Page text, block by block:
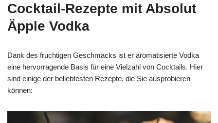
Cocktail-Rezepte mit Absolut
Äpple Vodka
Dank des fruchtigen Geschmacks ist er aromatisierte Vodka
eine hervorragende Basis für eine Vielzahl von Cocktails. Hier
sind einige der beliebtesten Rezepte, die Sie ausprobieren
können: